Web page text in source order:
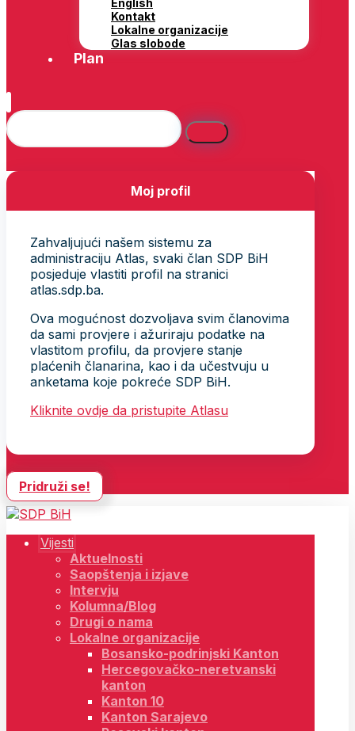
English
Kontakt
Lokalne organizacije
Glas slobode
Plan
Moj profil
Zahvaljujući našem sistemu za
administraciju Atlas, svaki član SDP BiH
posjeduje vlastiti profil na stranici
atlas.sdp.ba.
Ova mogućnost dozvoljava svim članovima
da sami provjere i ažuriraju podatke na
vlastitom profilu, da provjere stanje
plaćenih članarina, kao i da učestvuju u
anketama koje pokreće SDP BiH.
Kliknite ovdje da pristupite Atlasu
Pridruži se!
Vijesti
Aktuelnosti
Saopštenja i izjave
Intervju
Kolumna/Blog
Drugi o nama
Lokalne organizacije
Bosansko-podrinjski Kanton
Hercegovačko-neretvanski
kanton
Kanton 10
Kanton Sarajevo